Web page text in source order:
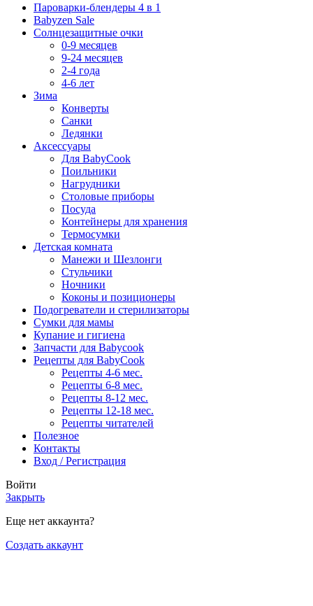
Пароварки-блендеры 4 в 1
Babyzen Sale
Солнцезащитные очки
0-9 месяцев
9-24 месяцев
2-4 года
4-6 лет
Зима
Конверты
Санки
Ледянки
Аксессуары
Для BabyCook
Поильники
Нагрудники
Столовые приборы
Посуда
Контейнеры для хранения
Термосумки
Детская комната
Манежи и Шезлонги
Стульчики
Ночники
Коконы и позиционеры
Подогреватели и стерилизаторы
Сумки для мамы
Купание и гигиена
Запчасти для Babycook
Рецепты для BabyCook
Рецепты 4-6 мес.
Рецепты 6-8 мес.
Рецепты 8-12 мес.
Рецепты 12-18 мес.
Рецепты читателей
Полезное
Контакты
Вход / Регистрация
Войти
Закрыть
Еще нет аккаунта?
Создать аккаунт